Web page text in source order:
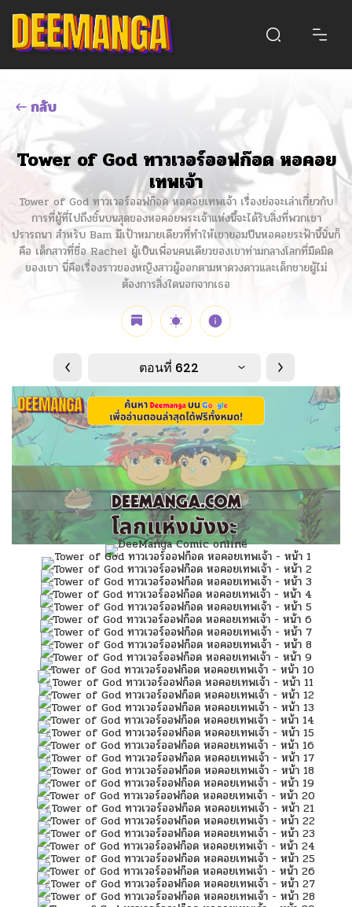
กลับ
Tower of God ทาวเวอร์ออฟก๊อด หอคอย
เทพเจ้า
Tower of God ทาวเวอร์ออฟก๊อด หอคอยเทพเจ้า เรื่องย่อจะเล่าเกี่ยวกับ
การที่ผู้ที่ไปถึงชั้นบนสุดของหอคอยพระเจ้าแห่งนี้จะได้รับสิ่งที่พวกเขา
ปรารถนา สำหรับ Bam มีเป้าหมายเดียวที่ทำให้เขายอมปีนหอคอยระฟ้านี้นั่นก็
คือ เด็กสาวที่ชื่อ Rachel ผู้เป็นเพื่อนคนเดียวของเขาท่ามกลางโลกที่มืดมิด
ของเขา นี่คือเรื่องราวของหญิงสาวผู้ออกตามหาดวงดาวและเด็กชายผู้ไม่
ต้องการสิ่งใดนอกจากเธอ
ตอนที่ 622